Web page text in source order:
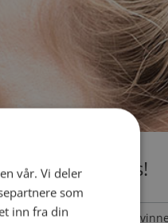
medlem gratis!
Mann Kvinne
vår. Vi deler
som
inn fra din